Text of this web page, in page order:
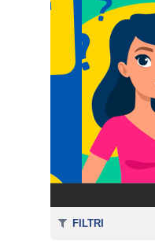
FILTRI